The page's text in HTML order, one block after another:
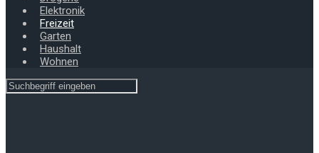
Elektronik
Freizeit
Garten
Haushalt
Wohnen